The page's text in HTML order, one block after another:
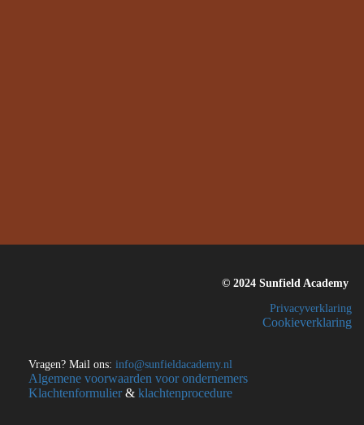
© 2024 Sunfield Academy
Privacyverklaring
Cookieverklaring
Vragen? Mail ons: info@sunfieldacademy.nl
Algemene voorwaarden voor ondernemers
Klachtenformulier& klachtenprocedure